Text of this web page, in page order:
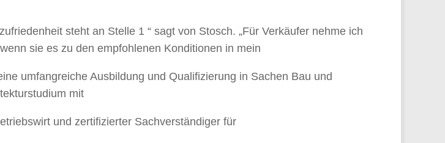
steht an Stelle 1 “ sagt von Stosch. „Für Verkäufer nehme ich
sie es zu den empfohlenen Konditionen in mein
umfangreiche Ausbildung und Qualifizierung in Sachen Bau und
mit
und zertifizierter Sachverständiger für